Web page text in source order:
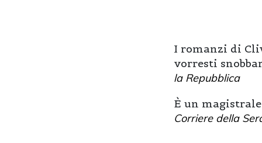
I romanzi di
vorresti
la Repubblica
È un
Corriere della